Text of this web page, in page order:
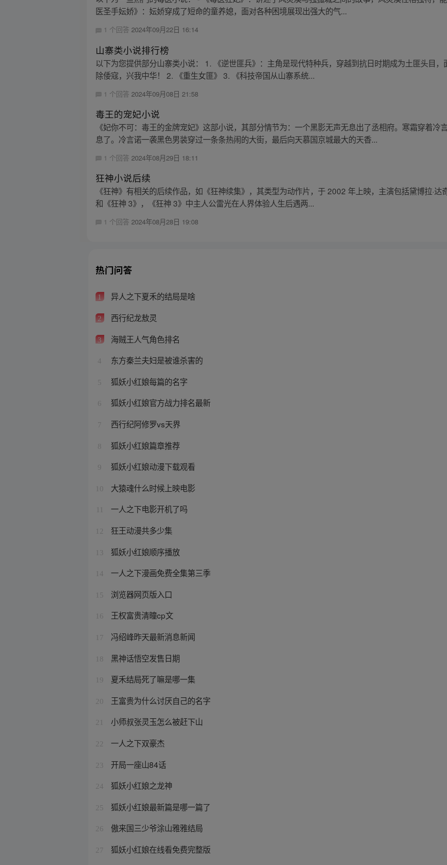
医圣手妘娇》：妘娇穿成了短命的童养媳，面对各种困境展现出强大的气...
1 个回答2024年09月22日 16:14
山寨类小说排行榜
以下为您提供部分山寨类小说： 1. 《逆世匪兵》：主角是现代特种兵，穿越到抗日时期成为土匪头目
除倭寇，兴我中华！ 2. 《重生女匪》 3. 《科技帝国从山寨系统...
1 个回答 2024年09月08日 21:58
毒王的宠妃小说
《妃你不可：毒王的金牌宠妃》这部小说，其部分情节为：一个黑影无声无息出了丞相府。寒霜穿着冷
息了。冷言诺一袭黑色男装穿过一条条热闹的大街，最后向天慕国京城最大的天香...
1 个回答 2024年08月29日 18:11
狂神小说后续
《狂神》有相关的后续作品，如《狂神续集》，其类型为动作片，于 2002 年上映，主演包括黛博拉·达
和《狂神 3》，《狂神 3》中主人公雷光在人界体验人生后遇两...
1 个回答2024年08月28日 19:08
热门问答
1 异人之下夏禾的结局是啥
2 西行纪龙敖灵
3 海贼王人气角色排名
4 东方秦兰夫妇是被谁杀害的
5 狐妖小红娘每篇的名字
6 狐妖小红娘官方战力排名最新
7 西行纪阿修罗vs天界
8 狐妖小红娘篇章推荐
9 狐妖小红娘动漫下载观看
10 大猿魂什么时候上映电影
一人之下电影开机了吗
12 狂王动漫共多少集
13 狐妖小红娘顺序播放
14 一人之下漫画免费全集第三季
15 浏览器网页版入口
16 王权富贵清瞳cp文
17 冯绍峰昨天最新消息新闻
18 黑神话悟空发售日期
19 夏禾结局死了嘛是哪一集
20 王富贵为什么讨厌自己的名字
21 小师叔张灵玉怎么被赶下山
22 一人之下双豪杰
23 开局一座山84话
24 狐妖小红娘之龙神
25 狐妖小红娘最新篇是哪一篇了
26 傲来国三少爷涂山雅雅结局
27
狐妖小红娘在线看免费完整版